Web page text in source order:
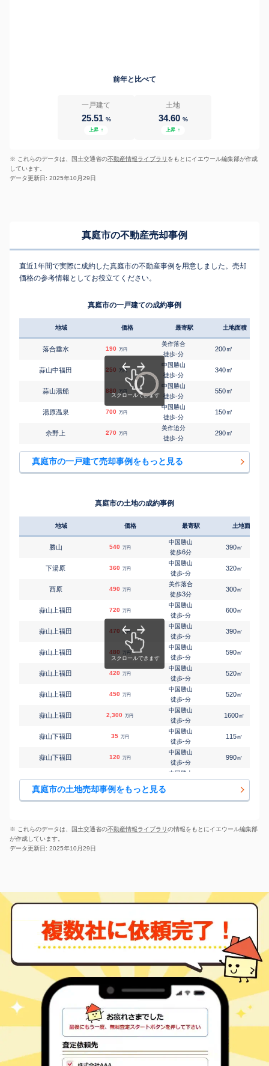
前年と比べて
一戸建て
25.51 %
上昇 ↑
土地
34.60 %
上昇 ↑
※ これらのデータは、国土交通省の不動産情報ライブラリ をもとにイエウール編集部が作成
しています。
データ更新日: 2025年10月29日
真庭市の不動産売却事例
直近1年間で実際に成約した真庭市の不動産事例を用意しました。売却
価格の参考情報としてお役立てください。
真庭市の一戸建ての成約事例
地域 価格 最寄駅 土地面積
落合垂水 190 万円
美作落合
徒歩-分
200㎡
蒜山中福田 250 万円
中国勝山
徒歩-分
340㎡
蒜山湯船 880 万円
中国勝山
徒歩-分
550㎡
湯原温泉 700 万円
中国勝山
徒歩-分
150㎡
余野上 270 万円
美作追分
徒歩-分
290㎡
真庭市の一戸建て売却事例をもっと見る
真庭市の土地の成約事例
地域 価格 最寄駅 土地面積
勝山 540 万円
中国勝山
徒歩6分
390㎡
下湯原 360 万円
中国勝山
徒歩-分
320㎡
西原 490 万円
美作落合
徒歩3分
300㎡
蒜山上福田 720 万円
中国勝山
徒歩-分
600㎡
蒜山上福田 470 万円
中国勝山
徒歩-分
390㎡
蒜山上福田 480 万円
中国勝山
徒歩-分
590㎡
蒜山上福田 420 万円
中国勝山
徒歩-分
520㎡
蒜山上福田 450 万円
中国勝山
徒歩-分
520㎡
蒜山上福田 2,300 万円
中国勝山
徒歩-分
1600㎡
蒜山下福田 35 万円
中国勝山
徒歩-分
115㎡
蒜山下福田 120 万円
中国勝山
徒歩-分
990㎡
蒜山富掛田 63 万円
中国勝山
260㎡
蒜山西茅部 350 万円
-
960㎡
徒歩-分
若代
真庭市の土地売却事例をもっと見る
※ これらのデータは、国土交通省の不動産情報ライブラリの情報をもとにイエウール編集部
が作成しています。
データ更新日: 2025年10月29日